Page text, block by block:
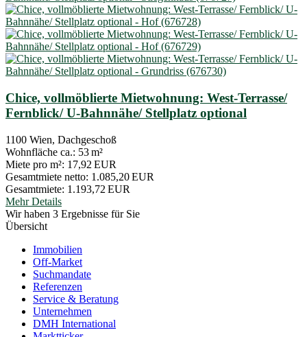
Chice, vollmöblierte Mietwohnung: West-Terrasse/
Fernblick/ U-Bahnnähe/ Stellplatz optional
1100 Wien, Dachgeschoß
Wohnfläche ca.: 53 m²
Miete pro m²: 17,92 EUR
Gesamtmiete netto: 1.085,20 EUR
Gesamtmiete: 1.193,72 EUR
Mehr Details
Wir haben 3 Ergebnisse für Sie
Übersicht
Immobilien
Off-Market
Suchmandate
Referenzen
Service & Beratung
Unternehmen
DMH International